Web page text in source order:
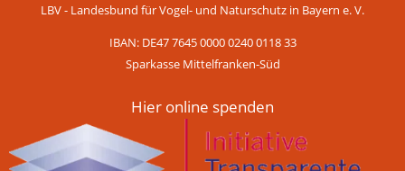
LBV - Landesbund für Vogel- und Naturschutz in Bayern e. V.
IBAN: DE47 7645 0000 0240 0118 33
Sparkasse Mittelfranken-Süd
Hier online spenden